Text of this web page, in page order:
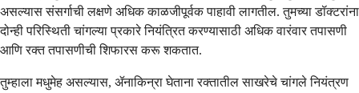
असल्यास संसर्गाची लक्षणे अधिक काळजीपूर्वक पाहावी लागतील. तुमच्या डॉक्टरांना
दोन्ही परिस्थिती चांगल्या प्रकारे नियंत्रित करण्यासाठी अधिक वारंवार तपासणी
आणि रक्त तपासणीची शिफारस करू शकतात.
तुम्हाला मधुमेह असल्यास, ॲनाकिन्रा घेताना रक्तातील साखरेचे चांगले नियंत्रण